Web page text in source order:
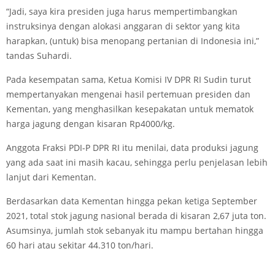
“Jadi, saya kira presiden juga harus mempertimbangkan
instruksinya dengan alokasi anggaran di sektor yang kita
harapkan, (untuk) bisa menopang pertanian di Indonesia ini,”
tandas Suhardi.
Pada kesempatan sama, Ketua Komisi IV DPR RI Sudin turut
mempertanyakan mengenai hasil pertemuan presiden dan
Kementan, yang menghasilkan kesepakatan untuk mematok
harga jagung dengan kisaran Rp4000/kg.
Anggota Fraksi PDI-P DPR RI itu menilai, data produksi jagung
yang ada saat ini masih kacau, sehingga perlu penjelasan lebih
lanjut dari Kementan.
Berdasarkan data Kementan hingga pekan ketiga September
2021, total stok jagung nasional berada di kisaran 2,67 juta ton.
Asumsinya, jumlah stok sebanyak itu mampu bertahan hingga
60 hari atau sekitar 44.310 ton/hari.